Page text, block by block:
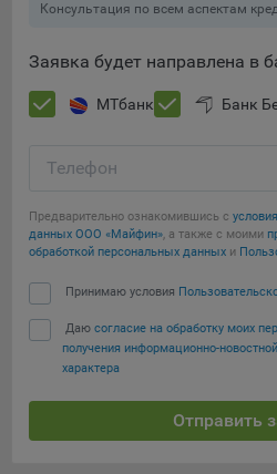
Консультация по всем аспектам
Заявка будет направлена в
МТбанк Банк
Телефон
Предварительно ознакомившись с
данных ООО «Майфин», а также с моими
обработкой персональных данных и
Принимаю условия
Даю согласие на обработку моих
получения информационно-
характера
Отправить